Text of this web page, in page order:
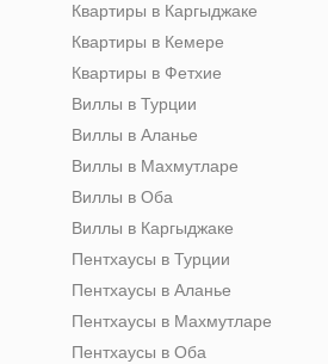
Квартиры в Каргыджаке
Квартиры в Кемере
Квартиры в Фетхие
Виллы в Турции
Виллы в Аланье
Виллы в Махмутларе
Виллы в Оба
Виллы в Каргыджаке
Пентхаусы в Турции
Пентхаусы в Аланье
Пентхаусы в Махмутларе
Пентхаусы в Оба